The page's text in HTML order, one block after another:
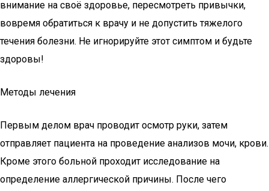
внимание на своё здоровье, пересмотреть привычки,
вовремя обратиться к врачу и не допустить тяжелого
течения болезни. Не игнорируйте этот симптом и будьте
здоровы!
Методы лечения
Первым делом врач проводит осмотр руки, затем
отправляет пациента на проведение анализов мочи, крови.
Кроме этого больной проходит исследование на
определение аллергической причины. После чего